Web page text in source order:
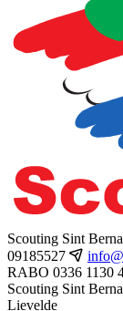
Scouting Sint
09185527
RABO 0336 1130
Scouting Sint
Lievelde